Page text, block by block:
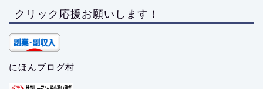
クリック応援お願いします！
にほんブログ村